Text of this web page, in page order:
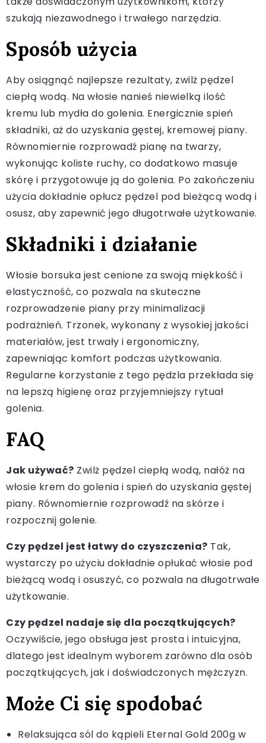
szukają niezawodnego i trwałego narzędzia.
Sposób użycia
Aby osiągnąć najlepsze rezultaty, zwilż pędzel
ciepłą wodą. Na włosie nanieś niewielką ilość
kremu lub mydła do golenia. Energicznie spień
składniki, aż do uzyskania gęstej, kremowej piany.
Równomiernie rozprowadź pianę na twarzy,
wykonując koliste ruchy, co dodatkowo masuje
skórę i przygotowuje ją do golenia. Po zakończeniu
użycia dokładnie opłucz pędzel pod bieżącą wodą i
osusz, aby zapewnić jego długotrwałe użytkowanie.
Składniki i działanie
Włosie borsuka jest cenione za swoją miękkość i
elastyczność, co pozwala na skuteczne
rozprowadzenie piany przy minimalizacji
podrażnień. Trzonek, wykonany z wysokiej jakości
materiałów, jest trwały i ergonomiczny,
zapewniając komfort podczas użytkowania.
Regularne korzystanie z tego pędzla przekłada się
na lepszą higienę oraz przyjemniejszy rytuał
golenia.
FAQ
Jak używać? Zwilż pędzel ciepłą wodą, nałóż na
włosie krem do golenia i spień do uzyskania gęstej
piany. Równomiernie rozprowadź na skórze i
rozpocznij golenie.
Czy pędzel jest łatwy do czyszczenia? Tak,
wystarczy po użyciu dokładnie opłukać włosie pod
bieżącą wodą i osuszyć, co pozwala na długotrwałe
użytkowanie.
Czy pędzel nadaje się dla początkujących?
Oczywiście, jego obsługa jest prosta i intuicyjna,
dlatego jest idealnym wyborem zarówno dla osób
początkujących, jak i doświadczonych mężczyzn.
Może Ci się spodobać
Relaksująca sól do kąpieli Eternal Gold 200g w